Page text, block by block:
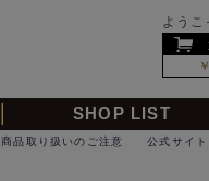
よう
SHOP LIST
公式サイト
商品取り扱いのご注意